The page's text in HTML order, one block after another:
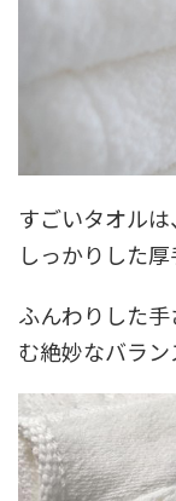
すごいタオル
しっかりした厚
ふんわりした
む絶妙なバラン